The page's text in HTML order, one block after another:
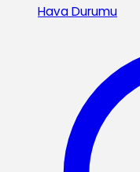
Hava Durumu